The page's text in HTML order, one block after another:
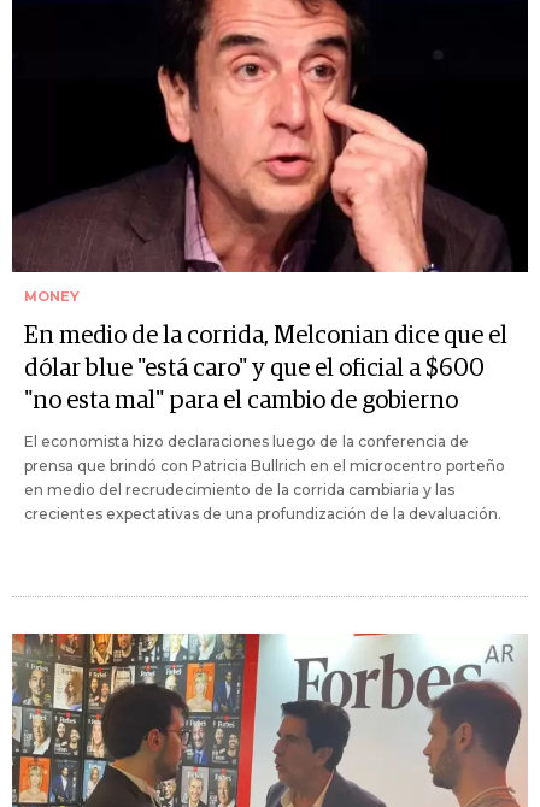
MONEY
En medio de la corrida, Melconian dice que el
dólar blue "está caro" y que el oficial a $600
"no esta mal" para el cambio de gobierno
El economista hizo declaraciones luego de la conferencia de
prensa que brindó con Patricia Bullrich en el microcentro porteño
en medio del recrudecimiento de la corrida cambiaria y las
crecientes expectativas de una profundización de la devaluación.